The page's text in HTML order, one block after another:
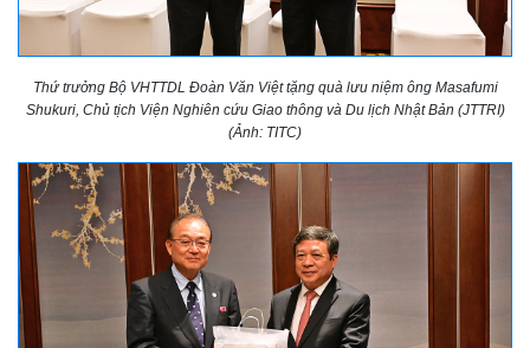
Thứ trưởng Bộ VHTTDL Đoàn Văn Việt tặng quà lưu niệm ông Masafumi
Shukuri, Chủ tịch Viện Nghiên cứu Giao thông và Du lịch Nhật Bản (JTTRI)
(Ảnh: TITC)